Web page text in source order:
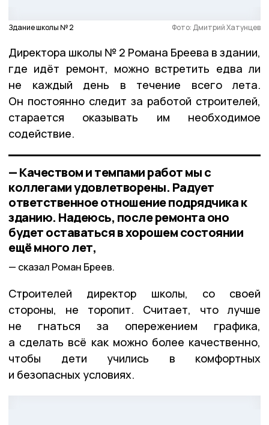
Здание школы № 2 Фото: Дмитрий Хатунцев
Директора школы № 2 Романа Бреева в здании,
где идёт ремонт, можно встретить едва ли
не каждый день в течение всего лета.
Он постоянно следит за работой строителей,
старается оказывать им необходимое
содействие.
— Качеством и темпами работ мы с
коллегами удовлетворены. Радует
ответственное отношение подрядчика к
зданию. Надеюсь, после ремонта оно
будет оставаться в хорошем состоянии
ещё много лет,
сказал Роман Бреев.
Строителей директор школы, со своей
стороны, не торопит. Считает, что лучше
не гнаться за опережением графика,
а сделать всё как можно более качественно,
чтобы дети учились в комфортных
и безопасных условиях.